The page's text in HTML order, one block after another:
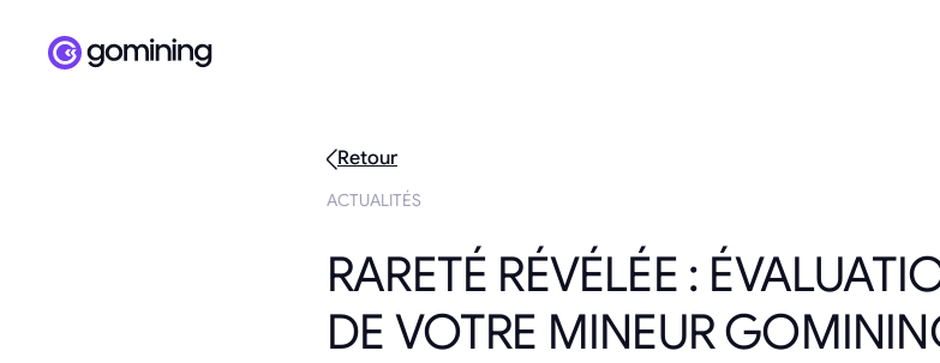
Retour
ACTUALITÉS
RARETÉ RÉVÉLÉE :
DE VOTRE MINEUR